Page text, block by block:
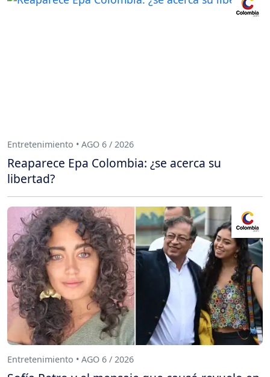
Entretenimiento • AGO 6 / 2026
Reaparece Epa Colombia: ¿se acerca su
libertad?
Entretenimiento • AGO 6 / 2026